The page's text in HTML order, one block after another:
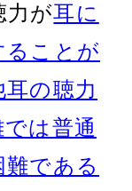
力が耳に
ることが
耳の聴力
は普通
である